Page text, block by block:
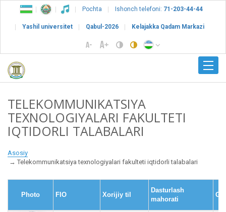
Pochta Ishonch telefoni: 71-203-44-44
Yashil universitet Qabul-2026 Kelajakka Qadam Markazi
TELEKOMMUNIKATSIYA
TEXNOLOGIYALARI FAKULTETI
IQTIDORLI TALABALARI
Asosiy
Telekommunikatsiya texnologiyalari fakulteti iqtidorli talabalari
Photo FIO Xorijiy til
Dasturlash
mahorati